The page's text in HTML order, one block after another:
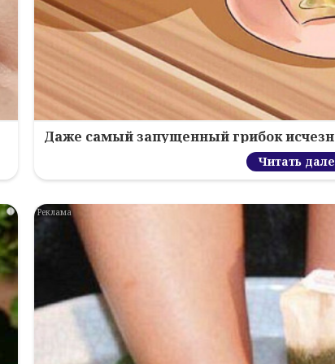
Даже самый запущенный грибок
Читать
i